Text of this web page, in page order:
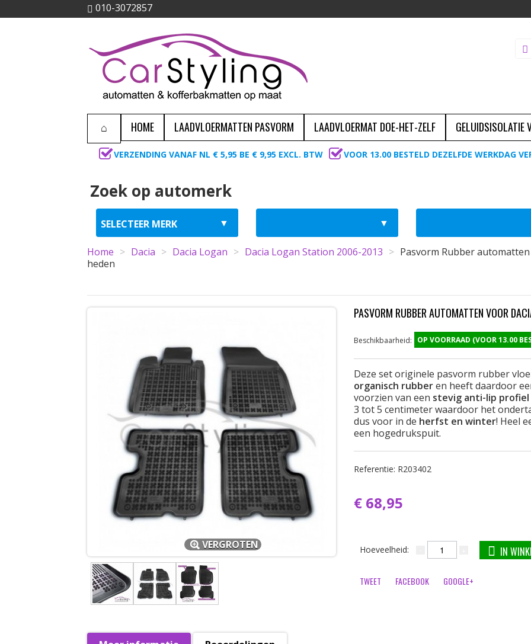
010-3072857
HOME LAADVLOERMATTEN PASVORM LAADVLOERMAT DOE-HET-ZELF GELUIDSISOLATIE
VERZENDING VANAF NL € 5,95 BE € 9,95 EXCL. BTW VOOR 13.00 BESTELD DEZELFDE WERKDAG
Zoek op automerk
Home > Dacia > Dacia Logan > Dacia Logan Station 2006-2013 > Pasvorm Rubber
heden
VERGROTEN
PASVORM RUBBER AUTOMATTEN VOOR
Beschikbaarheid: OP VOORRAAD (VOOR 13.00
Deze set originele pasvorm rubber
organisch rubberen heeft daardoor
voorzien van een stevig anti-lip profiel
3 tot 5 centimeter waardoor het
dus voor in de herfst en winter! Heel
een hogedrukspuit.
Referentie: R203402
€ 68,95
Hoeveelheid: IN
TWEET FACEBOOK GOOGLE+